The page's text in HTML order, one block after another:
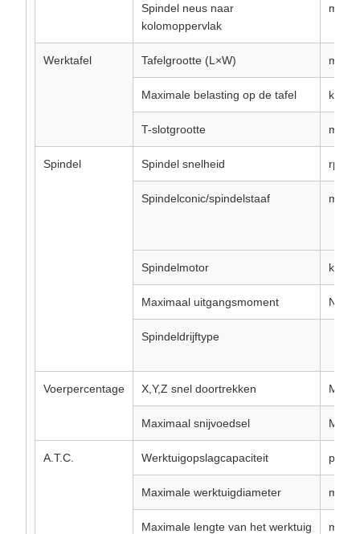
Spindel neus naar
kolomoppervlak
mm
Werktafel Tafelgrootte (L×W) mm
Maximale belasting op de tafel kg
T-slotgrootte mm
Spindel Spindel snelheid rpm
Spindelconic/spindelstaaf mm
Spindelmotor kw
Maximaal uitgangsmoment N.m.
Spindeldrijftype
Voerpercentage X,Y,Z snel doortrekken M/min
Maximaal snijvoedsel M/min
A.T.C. Werktuigopslagcapaciteit pc
Maximale werktuigdiameter mm
Maximale lengte van het werktuig mm